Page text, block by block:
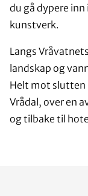
du gå dypere inn
kunstverk.
Langs
landskap og
Helt mot slutten
Vrådal, over en
og tilbake til